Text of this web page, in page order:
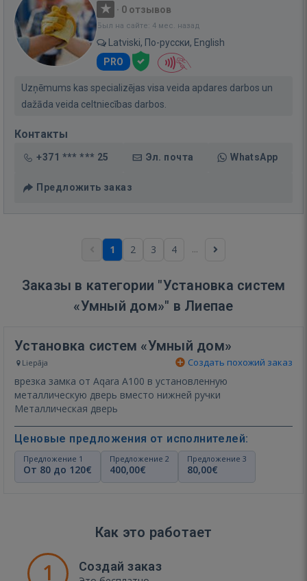
· 0 отзывов
Был на сайте: 4 мес. назад
Latviski, По-русски, English
PRO
Uzņēmums kas specializējas visa veida apdares darbos un
dažāda veida celtniecības darbos.
Контакты
+371 *** *** 25 Эл. почта WhatsApp
Предложить заказ
1 2 3 4 ...
Заказы в категории "Установка систем
«Умный дом»" в Лиепае
Установка систем «Умный дом»
Liepāja Создать похожий заказ
врезка замка от Aqara А100 в установленную
металлическую дверь вместо нижней ручки
Металлическая дверь
Ценовые предложения от исполнителей:
Предложение 1
От 80 до 120€
Предложение 2
400,00€
Предложение 3
80,00€
Как это работает
1 Создай заказ